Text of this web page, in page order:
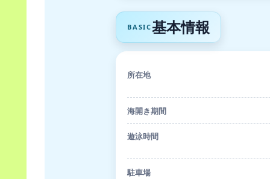
BASIC基本情報
所在地
海開き期間
遊泳時間
駐車場